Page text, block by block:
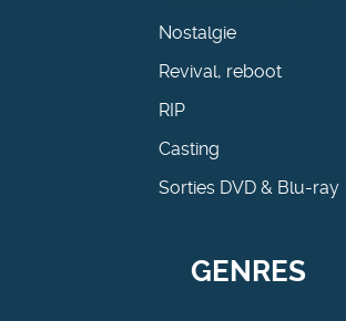
Nostalgie
Revival, reboot
RIP
Casting
Sorties DVD & Blu-ray
GENRES